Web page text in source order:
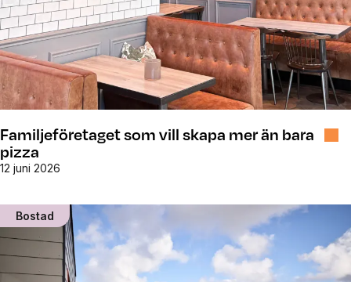
Familjeföretaget som vill skapa mer än bara
pizza
12 juni 2026
Bostad